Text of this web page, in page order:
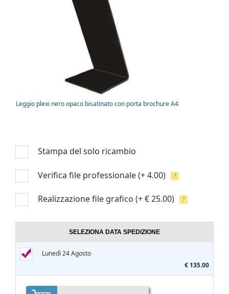
Leggio plexi nero opaco bisatinato con porta brochure A4
Stampa del solo ricambio
Verifica file professionale(+ 4.00) ?
Realizzazione file grafico (+ € 25.00) ?
SELEZIONA DATA SPEDIZIONE
Lunedì 24 Agosto
€ 135.00